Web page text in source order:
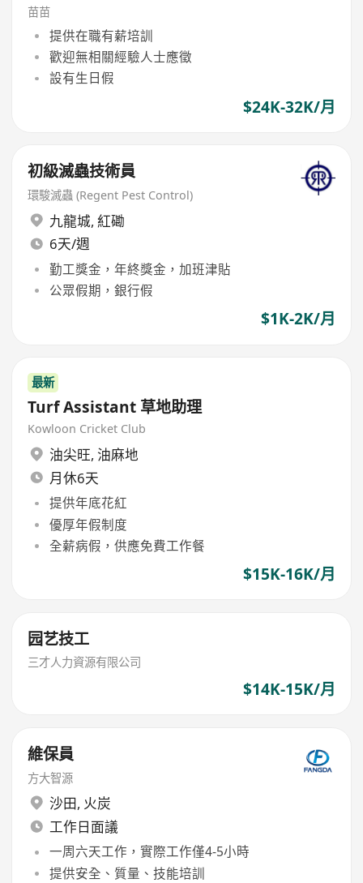
苗苗
提供在職有薪培訓
歡迎無相關經驗人士應徵
設有生日假
$24K-32K/月
初級滅蟲技術員
環駿滅蟲 (Regent Pest Control)
九龍城, 紅磡
6天/週
勤工獎金，年終獎金，加班津貼
公眾假期，銀行假
$1K-2K/月
最新
Turf Assistant 草地助理
Kowloon Cricket Club
油尖旺, 油麻地
月休6天
提供年底花紅
優厚年假制度
全薪病假，供應免費工作餐
$15K-16K/月
园艺技工
三才人力資源有限公司
$14K-15K/月
維保員
方大智源
沙田, 火炭
工作日面議
一周六天工作，實際工作僅4-5小時
提供安全、質量、技能培訓